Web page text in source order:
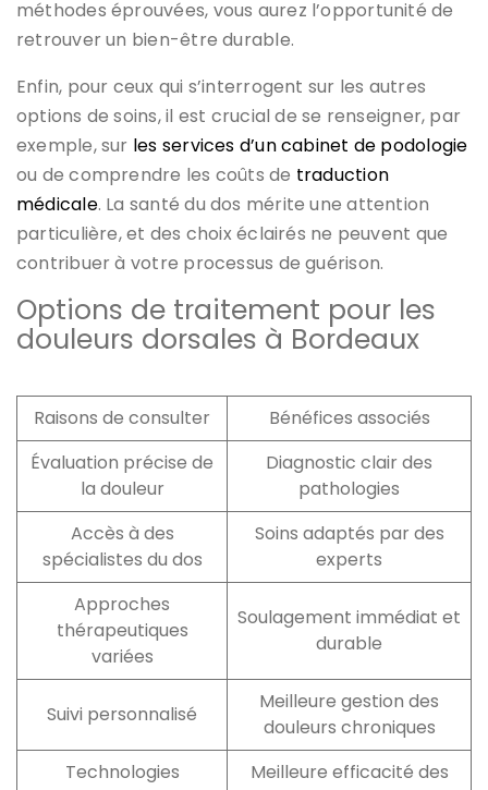
méthodes éprouvées, vous aurez l’opportunité de
retrouver un bien-être durable.
Enfin, pour ceux qui s’interrogent sur les autres
options de soins, il est crucial de se renseigner, par
exemple, sur les services d’un cabinet de podologie
ou de comprendre les coûts de traduction
médicale. La santé du dos mérite une attention
particulière, et des choix éclairés ne peuvent que
contribuer à votre processus de guérison.
Options de traitement pour les
douleurs dorsales à Bordeaux
Raisons de consulter
Bénéfices associés
Évaluation précise de
la douleur
Diagnostic clair des
pathologies
Accès à des
spécialistes du dos
Soins adaptés par des
experts
Approches
thérapeutiques
variées
Soulagement immédiat et
durable
Suivi personnalisé
Meilleure gestion des
douleurs chroniques
Technologies
Meilleure efficacité des